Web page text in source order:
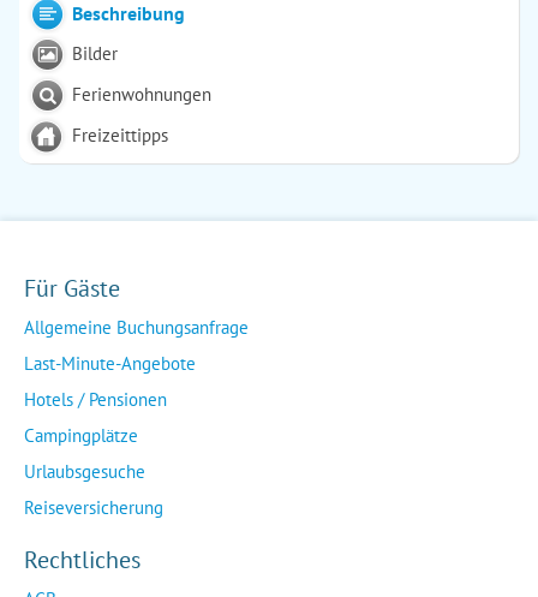
Beschreibung
Bilder
Ferienwohnungen
Freizeittipps
Für Gäste
Allgemeine Buchungsanfrage
Last-Minute-Angebote
Hotels / Pensionen
Campingplätze
Urlaubsgesuche
Reiseversicherung
Rechtliches